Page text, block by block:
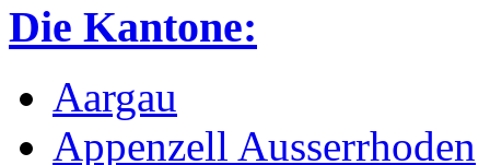
Die Kantone:
Aargau
Appenzell Ausserrhoden